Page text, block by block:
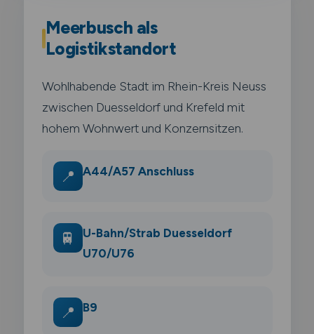
Meerbusch als
Logistikstandort
Wohlhabende Stadt im Rhein-Kreis Neuss
zwischen Duesseldorf und Krefeld mit
hohem Wohnwert und Konzernsitzen.
📍 A44/A57 Anschluss
🚆
U-Bahn/Strab Duesseldorf
U70/U76
📍 B9